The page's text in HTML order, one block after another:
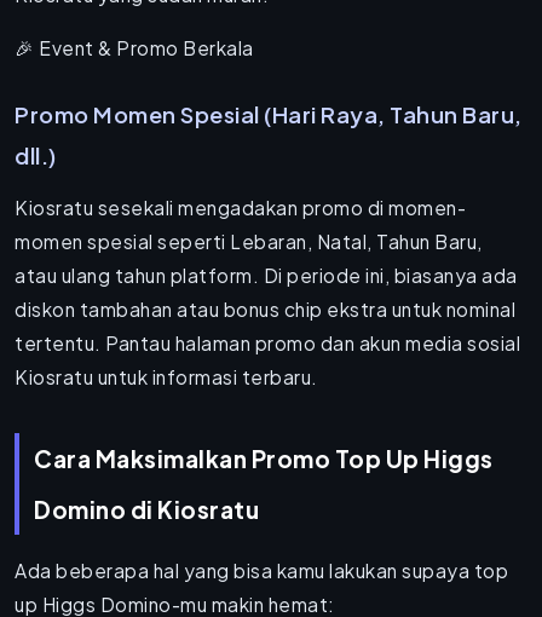
🎉 Event & Promo Berkala
Promo Momen Spesial (Hari Raya, Tahun Baru,
dll.)
Kiosratu sesekali mengadakan promo di momen-
momen spesial seperti Lebaran, Natal, Tahun Baru,
atau ulang tahun platform. Di periode ini, biasanya ada
diskon tambahan atau bonus chip ekstra untuk nominal
tertentu. Pantau halaman promo dan akun media sosial
Kiosratu untuk informasi terbaru.
Cara Maksimalkan Promo Top Up Higgs
Domino di Kiosratu
Ada beberapa hal yang bisa kamu lakukan supaya top
up Higgs Domino-mu makin hemat: